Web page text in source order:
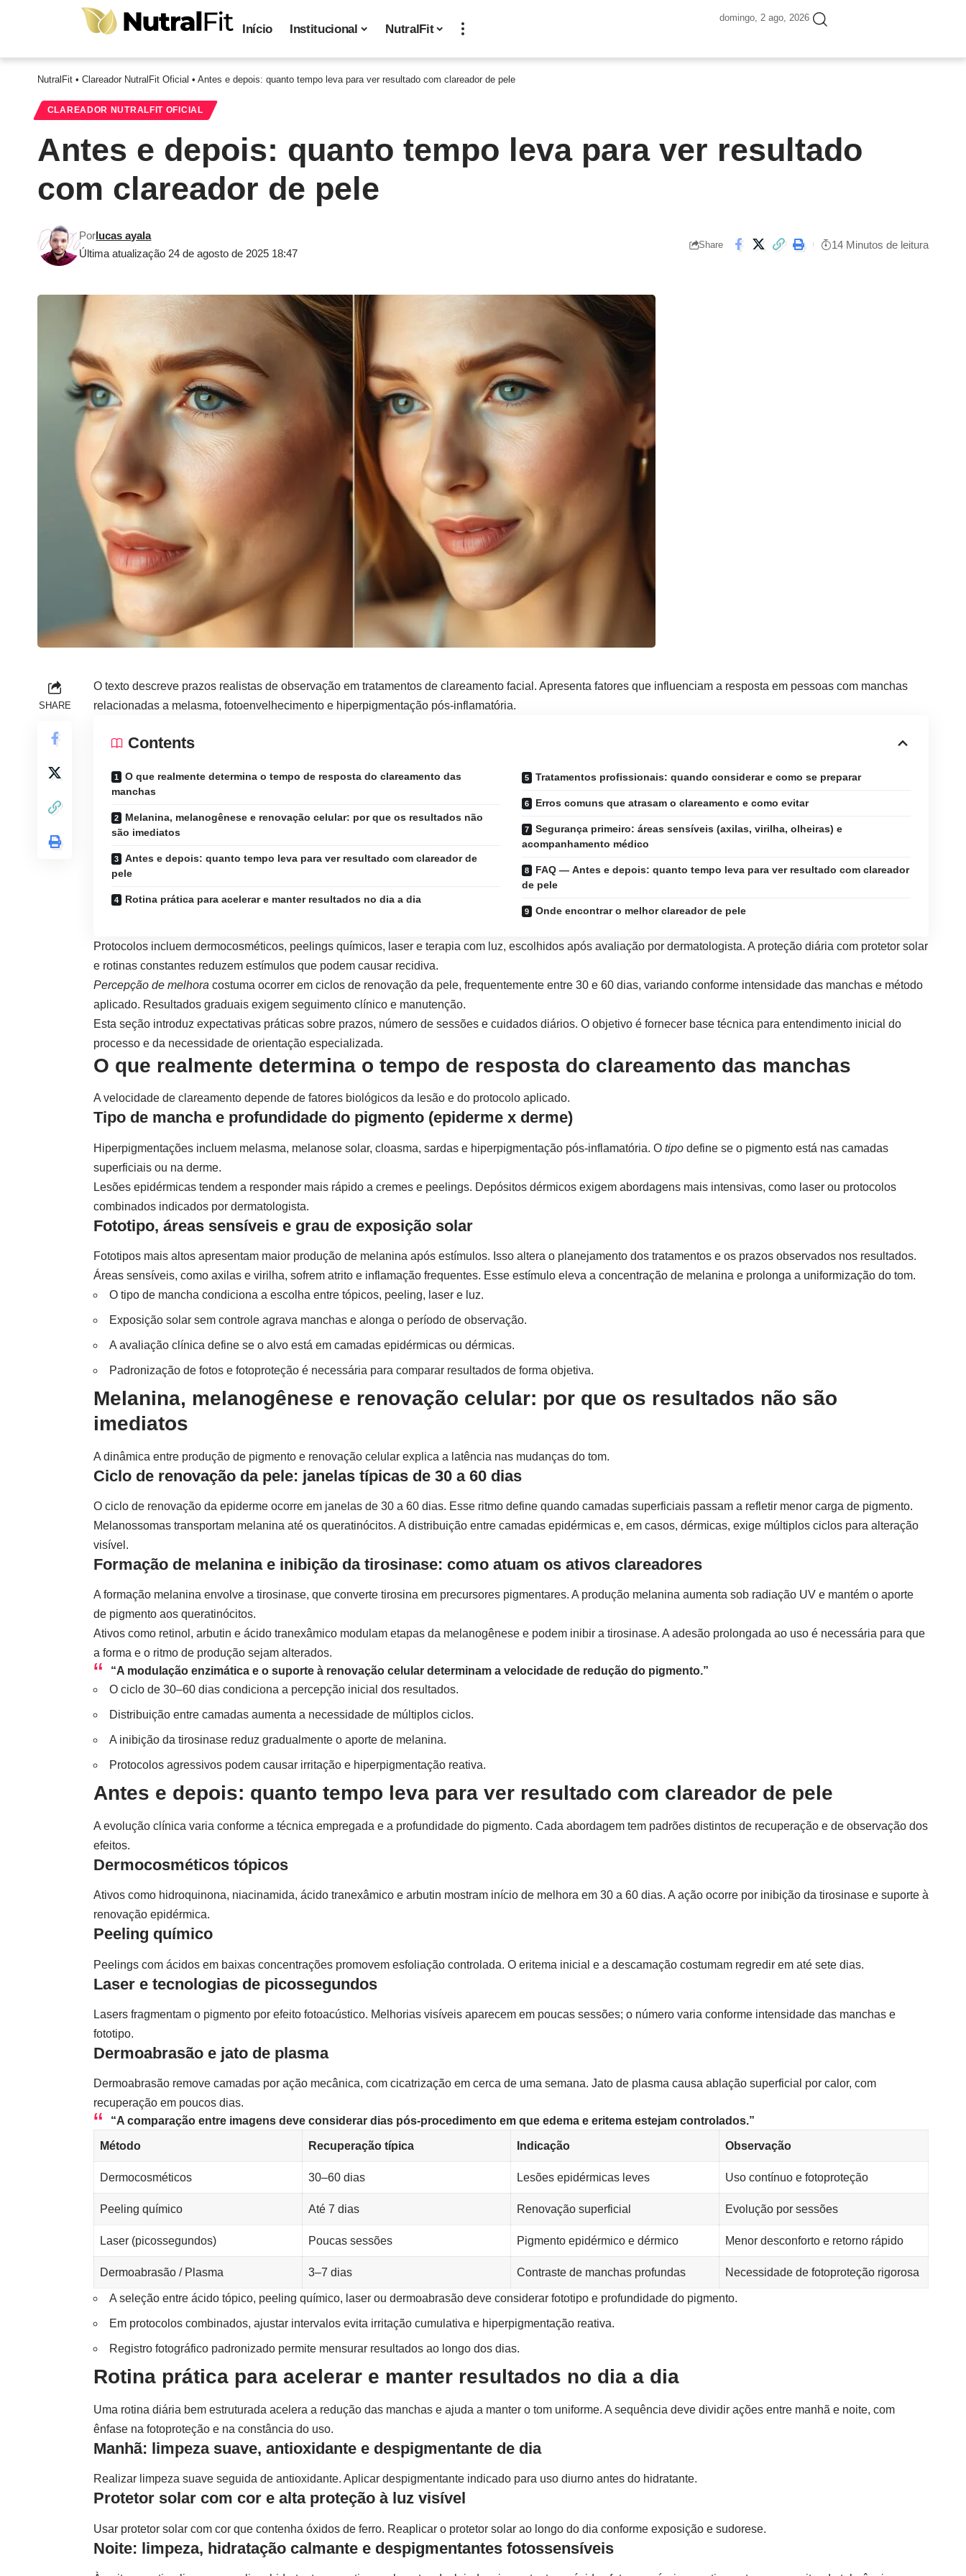
Início Institucional NutralFit
domingo, 2 ago, 2026
NutralFit • Clareador NutralFit Oficial • Antes e depois: quanto tempo leva para ver resultado com clareador de pele
CLAREADOR NUTRALFIT OFICIAL
Antes e depois: quanto tempo leva para ver resultado
com clareador de pele
Última atualização 24 de agosto de 2025 18:47
Porlucas ayala
Share 14 Minutos de leitura
SHARE
O texto descreve prazos realistas de observação em tratamentos de clareamento facial. Apresenta fatores que influenciam a resposta em pessoas com manchas
relacionadas a melasma, fotoenvelhecimento e hiperpigmentação pós-inflamatória.
Contents
O que realmente determina o tempo de resposta do clareamento das
manchas
Melanina, melanogênese e renovação celular: por que os resultados não
são imediatos
Antes e depois: quanto tempo leva para ver resultado com clareador de
pele
Rotina prática para acelerar e manter resultados no dia a dia
Tratamentos profissionais: quando considerar e como se preparar
Erros comuns que atrasam o clareamento e como evitar
Segurança primeiro: áreas sensíveis (axilas, virilha, olheiras) e
acompanhamento médico
FAQ — Antes e depois: quanto tempo leva para ver resultado com clareador
de pele
Onde encontrar o melhor clareador de pele
Protocolos incluem dermocosméticos, peelings químicos, laser e terapia com luz, escolhidos após avaliação por dermatologista. A proteção diária com protetor solar
e rotinas constantes reduzem estímulos que podem causar recidiva.
Percepção de melhora costuma ocorrer em ciclos de renovação da pele, frequentemente entre 30 e 60 dias, variando conforme intensidade das manchas e método
aplicado. Resultados graduais exigem seguimento clínico e manutenção.
Esta seção introduz expectativas práticas sobre prazos, número de sessões e cuidados diários. O objetivo é fornecer base técnica para entendimento inicial do
processo e da necessidade de orientação especializada.
O que realmente determina o tempo de resposta do clareamento das manchas
A velocidade de clareamento depende de fatores biológicos da lesão e do protocolo aplicado.
Tipo de mancha e profundidade do pigmento (epiderme x derme)
Hiperpigmentações incluem melasma, melanose solar, cloasma, sardas e hiperpigmentação pós-inflamatória. O tipo define se o pigmento está nas camadas
superficiais ou na derme.
Lesões epidérmicas tendem a responder mais rápido a cremes e peelings. Depósitos dérmicos exigem abordagens mais intensivas, como laser ou protocolos
combinados indicados por dermatologista.
Fototipo, áreas sensíveis e grau de exposição solar
Fototipos mais altos apresentam maior produção de melanina após estímulos. Isso altera o planejamento dos tratamentos e os prazos observados nos resultados.
Áreas sensíveis, como axilas e virilha, sofrem atrito e inflamação frequentes. Esse estímulo eleva a concentração de melanina e prolonga a uniformização do tom.
O tipo de mancha condiciona a escolha entre tópicos, peeling, laser e luz.
Exposição solar sem controle agrava manchas e alonga o período de observação.
A avaliação clínica define se o alvo está em camadas epidérmicas ou dérmicas.
Padronização de fotos e fotoproteção é necessária para comparar resultados de forma objetiva.
Melanina, melanogênese e renovação celular: por que os resultados não são
imediatos
A dinâmica entre produção de pigmento e renovação celular explica a latência nas mudanças do tom.
Ciclo de renovação da pele: janelas típicas de 30 a 60 dias
O ciclo de renovação da epiderme ocorre em janelas de 30 a 60 dias. Esse ritmo define quando camadas superficiais passam a refletir menor carga de pigmento.
Melanossomas transportam melanina até os queratinócitos. A distribuição entre camadas epidérmicas e, em casos, dérmicas, exige múltiplos ciclos para alteração
visível.
Formação de melanina e inibição da tirosinase: como atuam os ativos clareadores
A formação melanina envolve a tirosinase, que converte tirosina em precursores pigmentares. A produção melanina aumenta sob radiação UV e mantém o aporte
de pigmento aos queratinócitos.
Ativos como retinol, arbutin e ácido tranexâmico modulam etapas da melanogênese e podem inibir a tirosinase. A adesão prolongada ao uso é necessária para que
a forma e o ritmo de produção sejam alterados.
“A modulação enzimática e o suporte à renovação celular determinam a velocidade de redução do pigmento.”
O ciclo de 30–60 dias condiciona a percepção inicial dos resultados.
Distribuição entre camadas aumenta a necessidade de múltiplos ciclos.
A inibição da tirosinase reduz gradualmente o aporte de melanina.
Protocolos agressivos podem causar irritação e hiperpigmentação reativa.
Antes e depois: quanto tempo leva para ver resultado com clareador de pele
A evolução clínica varia conforme a técnica empregada e a profundidade do pigmento. Cada abordagem tem padrões distintos de recuperação e de observação dos
efeitos.
Dermocosméticos tópicos
Ativos como hidroquinona, niacinamida, ácido tranexâmico e arbutin mostram início de melhora em 30 a 60 dias. A ação ocorre por inibição da tirosinase e suporte à
renovação epidérmica.
Peeling químico
Peelings com ácidos em baixas concentrações promovem esfoliação controlada. O eritema inicial e a descamação costumam regredir em até sete dias.
Laser e tecnologias de picossegundos
Lasers fragmentam o pigmento por efeito fotoacústico. Melhorias visíveis aparecem em poucas sessões; o número varia conforme intensidade das manchas e
fototipo.
Dermoabrasão e jato de plasma
Dermoabrasão remove camadas por ação mecânica, com cicatrização em cerca de uma semana. Jato de plasma causa ablação superficial por calor, com
recuperação em poucos dias.
“A comparação entre imagens deve considerar dias pós-procedimento em que edema e eritema estejam controlados.”
Método Recuperação típica Indicação Observação
Dermocosméticos 30–60 dias Lesões epidérmicas leves Uso contínuo e fotoproteção
Peeling químico Até 7 dias Renovação superficial Evolução por sessões
Laser (picossegundos) Poucas sessões Pigmento epidérmico e dérmico Menor desconforto e retorno rápido
Dermoabrasão / Plasma 3–7 dias Contraste de manchas profundas Necessidade de fotoproteção rigorosa
A seleção entre ácido tópico, peeling químico, laser ou dermoabrasão deve considerar fototipo e profundidade do pigmento.
Em protocolos combinados, ajustar intervalos evita irritação cumulativa e hiperpigmentação reativa.
Registro fotográfico padronizado permite mensurar resultados ao longo dos dias.
Rotina prática para acelerar e manter resultados no dia a dia
Uma rotina diária bem estruturada acelera a redução das manchas e ajuda a manter o tom uniforme. A sequência deve dividir ações entre manhã e noite, com
ênfase na fotoproteção e na constância do uso.
Manhã: limpeza suave, antioxidante e despigmentante de dia
Realizar limpeza suave seguida de antioxidante. Aplicar despigmentante indicado para uso diurno antes do hidratante.
Protetor solar com cor e alta proteção à luz visível
Usar protetor solar com cor que contenha óxidos de ferro. Reaplicar o protetor solar ao longo do dia conforme exposição e sudorese.
Noite: limpeza, hidratação calmante e despigmentantes fotossensíveis